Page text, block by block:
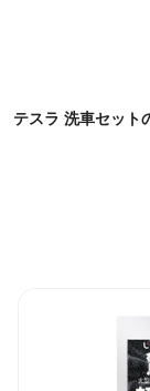
テスラ 洗車セット